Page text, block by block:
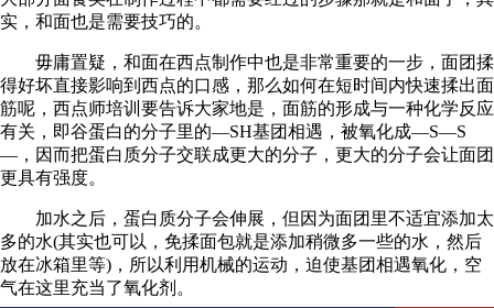
实，和面也是需要技巧的。
毋庸置疑，和面在西点制作中也是非常重要的一步，面团揉
得好坏直接影响到西点的口感，那么如何在短时间内快速揉出面
筋呢，西点师培训要告诉大家地是，面筋的形成与一种化学反应
有关，即谷蛋白的分子里的—SH基团相遇，被氧化成—S—S
—，因而把蛋白质分子交联成更大的分子，更大的分子会让面团
更具有强度。
加水之后，蛋白质分子会伸展，但因为面团里不适宜添加太
多的水(其实也可以，免揉面包就是添加稍微多一些的水，然后
放在冰箱里等)，所以利用机械的运动，迫使基团相遇氧化，空
气在这里充当了氧化剂。